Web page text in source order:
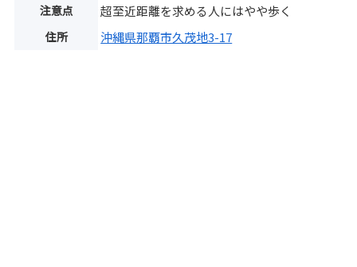
注意点 超至近距離を求める人にはやや歩く
住所 沖縄県那覇市久茂地3-17